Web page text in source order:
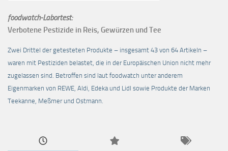
foodwatch-Labortest:
Verbotene Pestizide in Reis, Gewürzen und Tee
Zwei Drittel der getesteten Produkte – insgesamt 43 von 64 Artikeln –
waren mit Pestiziden belastet, die in der Europäischen Union nicht mehr
zugelassen sind. Betroffen sind laut foodwatch unter anderem
Eigenmarken von REWE, Aldi, Edeka und Lidl sowie Produkte der Marken
Teekanne, Meßmer und Ostmann.